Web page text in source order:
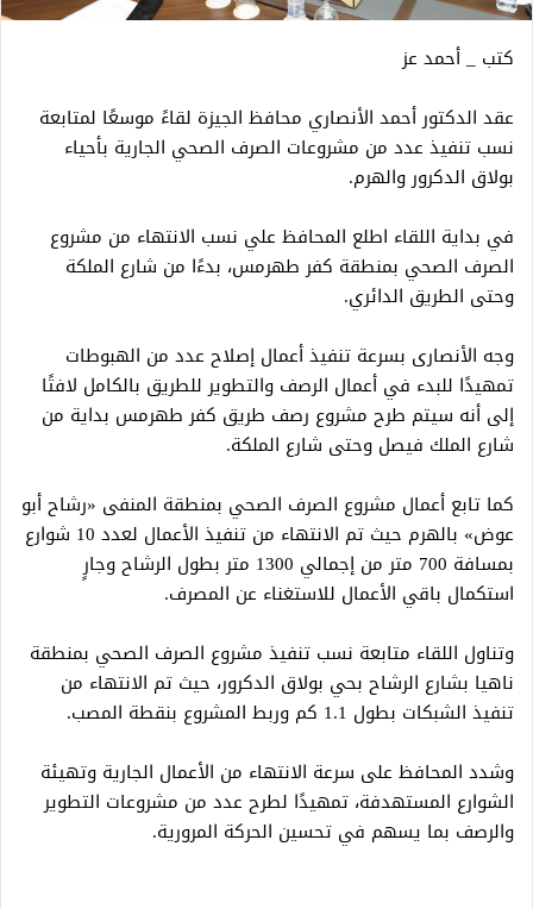
كتب _ أحمد عز
عقد الدكتور أحمد الأنصاري محافظ الجيزة لقاءً موسعًا لمتابعة
نسب تنفيذ عدد من مشروعات الصرف الصحي الجارية بأحياء
بولاق الدكرور والهرم.
في بداية اللقاء اطلع المحافظ علي نسب الانتهاء من مشروع
الصرف الصحي بمنطقة كفر طهرمس، بدءًا من شارع الملكة
وحتى الطريق الدائري.
وجه الأنصارى بسرعة تنفيذ أعمال إصلاح عدد من الهبوطات
تمهيدًا للبدء في أعمال الرصف والتطوير للطريق بالكامل لافتًا
إلى أنه سيتم طرح مشروع رصف طريق كفر طهرمس بداية من
شارع الملك فيصل وحتى شارع الملكة.
كما تابع أعمال مشروع الصرف الصحي بمنطقة المنفى «رشاح أبو
عوض» بالهرم حيث تم الانتهاء من تنفيذ الأعمال لعدد 10 شوارع
بمسافة 700 متر من إجمالي 1300 متر بطول الرشاح وجارٍ
استكمال باقي الأعمال للاستغناء عن المصرف.
وتناول اللقاء متابعة نسب تنفيذ مشروع الصرف الصحي بمنطقة
ناهيا بشارع الرشاح بحي بولاق الدكرور، حيث تم الانتهاء من
تنفيذ الشبكات بطول 1.1 كم وربط المشروع بنقطة المصب.
وشدد المحافظ على سرعة الانتهاء من الأعمال الجارية وتهيئة
الشوارع المستهدفة، تمهيدًا لطرح عدد من مشروعات التطوير
والرصف بما يسهم في تحسين الحركة المرورية.